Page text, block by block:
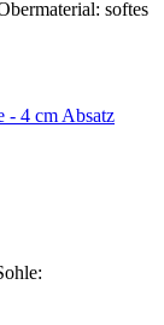
softes